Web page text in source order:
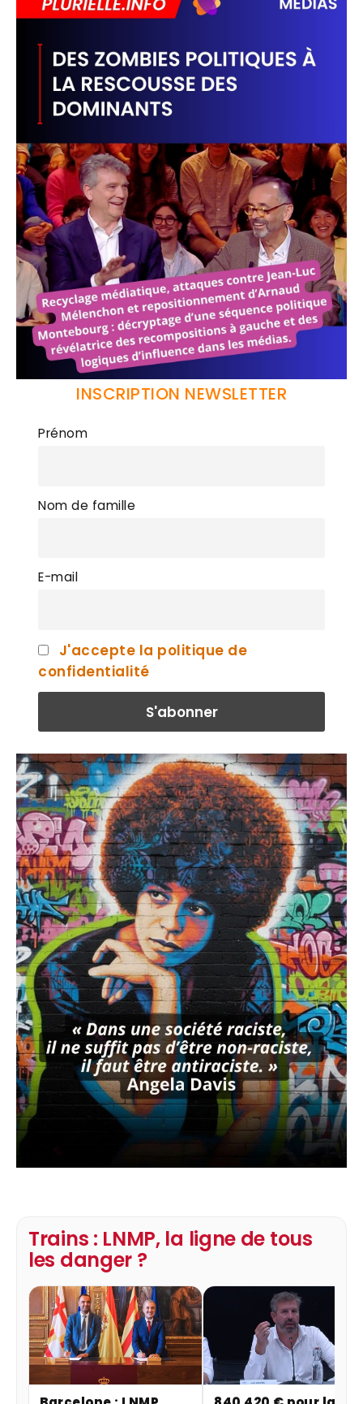
INSCRIPTION NEWSLETTER
Prénom
Nom de famille
E-mail
J'accepte la politique de
confidentialité
Trains : LNMP, la ligne de tous
les danger ?